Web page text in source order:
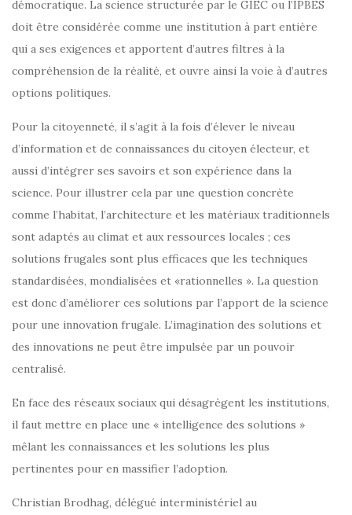
démocratique. La science structurée par le GIEC ou l’IPBES
doit être considérée comme une institution à part entière
qui a ses exigences et apportent d’autres filtres à la
compréhension de la réalité, et ouvre ainsi la voie à d’autres
options politiques.
Pour la citoyenneté, il s’agit à la fois d’élever le niveau
d’information et de connaissances du citoyen électeur, et
aussi d’intégrer ses savoirs et son expérience dans la
science. Pour illustrer cela par une question concrète
comme l’habitat, l’architecture et les matériaux traditionnels
sont adaptés au climat et aux ressources locales ; ces
solutions frugales sont plus efficaces que les techniques
standardisées, mondialisées et «rationnelles ». La question
est donc d’améliorer ces solutions par l’apport de la science
pour une innovation frugale. L’imagination des solutions et
des innovations ne peut être impulsée par un pouvoir
centralisé.
En face des réseaux sociaux qui désagrègent les institutions,
il faut mettre en place une « intelligence des solutions »
mêlant les connaissances et les solutions les plus
pertinentes pour en massifier l’adoption.
Christian Brodhag, délégué interministériel au